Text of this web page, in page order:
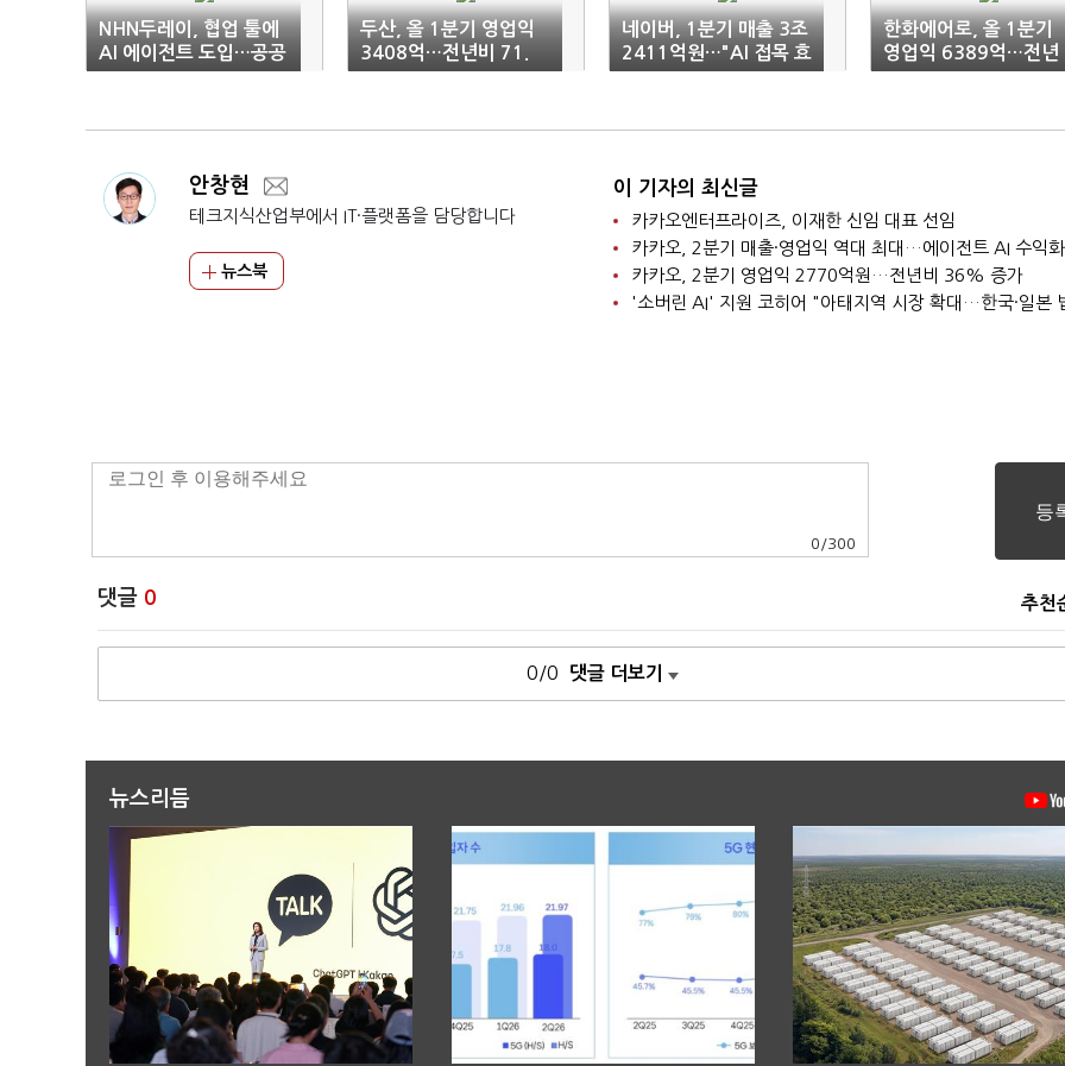
NHN두레이, 협업 툴에
AI 에이전트 도입…공공
·금융 부문서 AX 혁신
두산, 올 1분기 영업익
3408억…전년비 71.
7%↑
네이버, 1분기 매출 3조
2411억원…"AI 접목 효
과로 최대 실적"
한화에어로, 올 1분기
영업익 6389억…전년
비 21%↑
안창현
테크지식산업부에서 IT·플랫폼을 담당합니다
뉴스북
이 기자의 최신글
카카오엔터프라이즈, 이재한 신임 대표 선임
카카오, 2분기 매출·영업익 역대 최대…에이전트 AI 수익
카카오, 2분기 영업익 2770억원…전년비 36% 증가
0 /300
댓글 0 추천
0/0 댓글 더보기
뉴스리듬